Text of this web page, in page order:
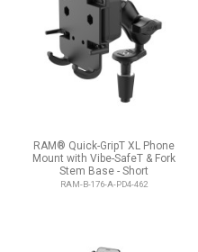
RAM® Quick-GripT XL Phone
Mount with Vibe-SafeT & Fork
Stem Base - Short
RAM-B-176-A-PD4-462